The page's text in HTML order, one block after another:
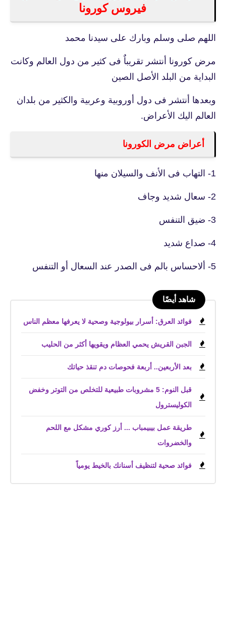
فيروس كورونا
اللهم صلى وسلم وبارك على سيدنا محمد
مرض كورونا أنتشر تقريباٌ فى كثير من دول العالم وكانت
البداية من البلد الأصل الصين
وبعدها أنتشر فى دول أوروبية وعربية والكثير من بلدان
العالم اليك الأعراض.
أعراض مرض الكورونا
1- التهاب فى الأنف والسيلان منها
2- سعال شديد وجاف
3- ضيق التنفس
4- صداع شديد
5- ألاحساس بالم فى الصدر عند السعال أو التنفس
شاهد أيضًا
فوائد العرق: أسرار بيولوجية وصحية لا يعرفها معظم الناس
الجبن القريش يحمي العظام ويقويها أكثر من الحليب
بعد الأربعين.. أربعة فحوصات دم تنقذ حياتك
قبل النوم: 5 مشروبات طبيعية للتخلص من التوتر وخفض
الكوليسترول
طريقة عمل بيبيمباب ... أرز كوري مشكل مع اللحم
والخضروات
فوائد صحية لتنظيف أسنانك بالخيط يومياً